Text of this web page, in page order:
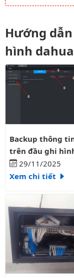
Hướng
hình dahua
Backup thông tin
Backup thông
trên đầu ghi
29/11/2025
Xem chi tiết